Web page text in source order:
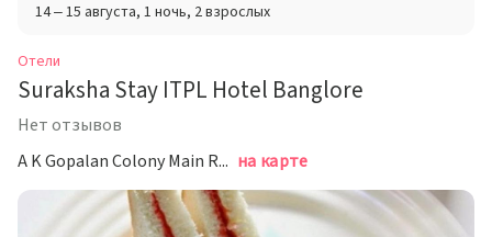
14 – 15 августа, 1 ночь, 2 взрослых
Отели
Suraksha Stay ITPL Hotel Banglore
Нет отзывов
A K Gopalan Colony Main Road Ambedkar Nagar Chennasandra Suraksha Stay Next To Adhiti Shelters Hope Farm White Field, 560067 Bangalore, India, Бангалор на карте